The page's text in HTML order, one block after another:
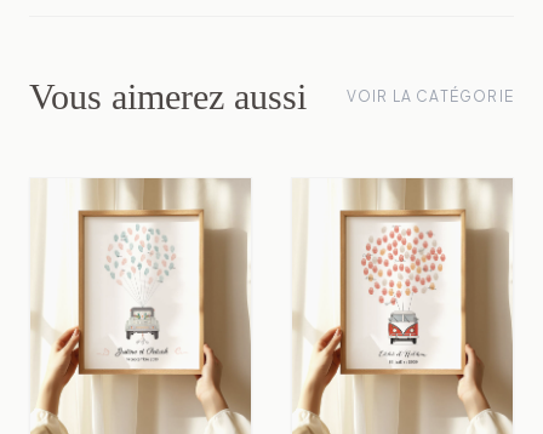
Vous aimerez aussi VOIR LA CATÉGORIE